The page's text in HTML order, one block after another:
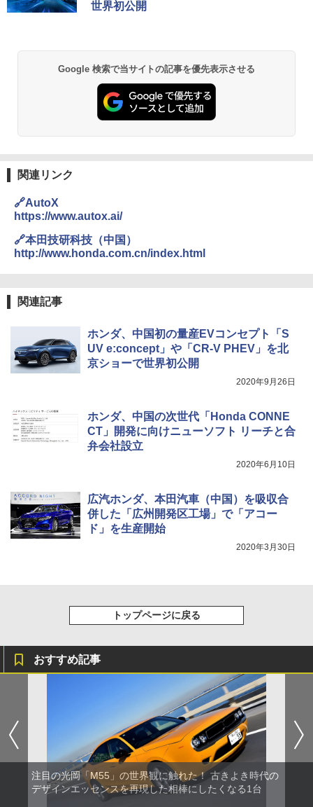
世界初公開
Google 検索で当サイトの記事を優先表示させる
関連リンク
🔗AutoX
https://www.autox.ai/
🔗本田技研科技（中国）
http://www.honda.com.cn/index.html
関連記事
ホンダ、中国初の量産EVコンセプト「S
UV e:concept」や「CR-V PHEV」を北
京ショーで世界初公開
2020年9月26日
ホンダ、中国の次世代「Honda CONNE
CT」開発に向けニューソフト リーチと合
弁会社設立
2020年6月10日
広汽ホンダ、本田汽車（中国）を吸収合
併した「広州開発区工場」で「アコー
ド」を生産開始
2020年3月30日
トップページに戻る
おすすめ記事
注目の光岡「M55」の世界観に触れた！ 古きよき時代の
デザインエッセンスを再現した相棒にしたくなる1台